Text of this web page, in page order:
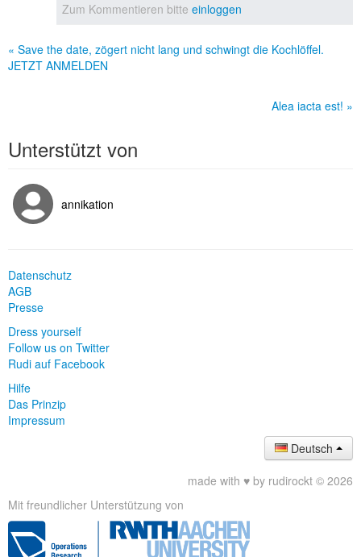
Zum Kommentieren bitte einloggen
« Save the date, zögert nicht lang und schwingt die Kochlöffel.
JETZT ANMELDEN
Alea iacta est! »
Unterstützt von
annikation
Datenschutz
AGB
Presse
Dress yourself
Follow us on Twitter
Rudi auf Facebook
Hilfe
Das Prinzip
Impressum
Deutsch
made with ♥ by rudirockt © 2026
Mit freundlicher Unterstützung von